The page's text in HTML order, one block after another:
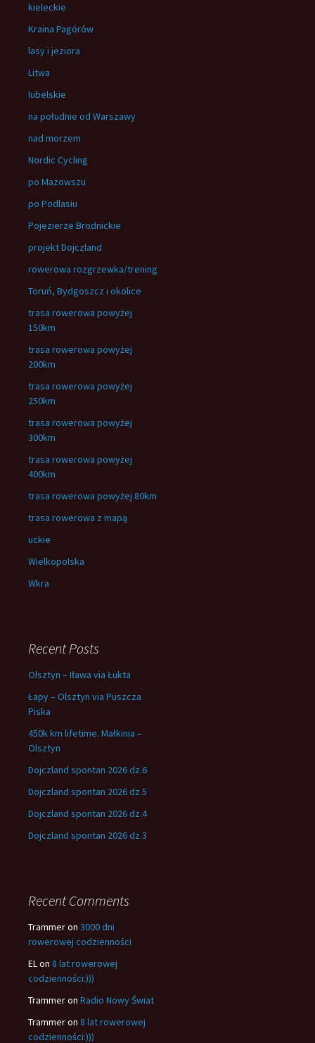
kieleckie
Kraina Pagórów
lasy i jeziora
Litwa
lubelskie
na południe od Warszawy
nad morzem
Nordic Cycling
po Mazowszu
po Podlasiu
Pojezierze Brodnickie
projekt Dojczland
rowerowa rozgrzewka/trening
Toruń, Bydgoszcz i okolice
trasa rowerowa powyżej
150km
trasa rowerowa powyżej
200km
trasa rowerowa powyżej
250km
trasa rowerowa powyżej
300km
trasa rowerowa powyżej
400km
trasa rowerowa powyżej 80km
trasa rowerowa z mapą
uckie
Wielkopolska
Wkra
Recent Posts
Olsztyn – Iława via Łukta
Łapy – Olsztyn via Puszcza
Piska
450k km lifetime. Małkinia –
Olsztyn
Dojczland spontan 2026 dz.6
Dojczland spontan 2026 dz.5
Dojczland spontan 2026 dz.4
Dojczland spontan 2026 dz.3
Recent Comments
Trammeron 3000 dni
rowerowej codzienności
ELon 8 lat rowerowej
codzienności:)))
Trammeron Radio Nowy Świat
Trammeron 8 lat rowerowej
codzienności:)))